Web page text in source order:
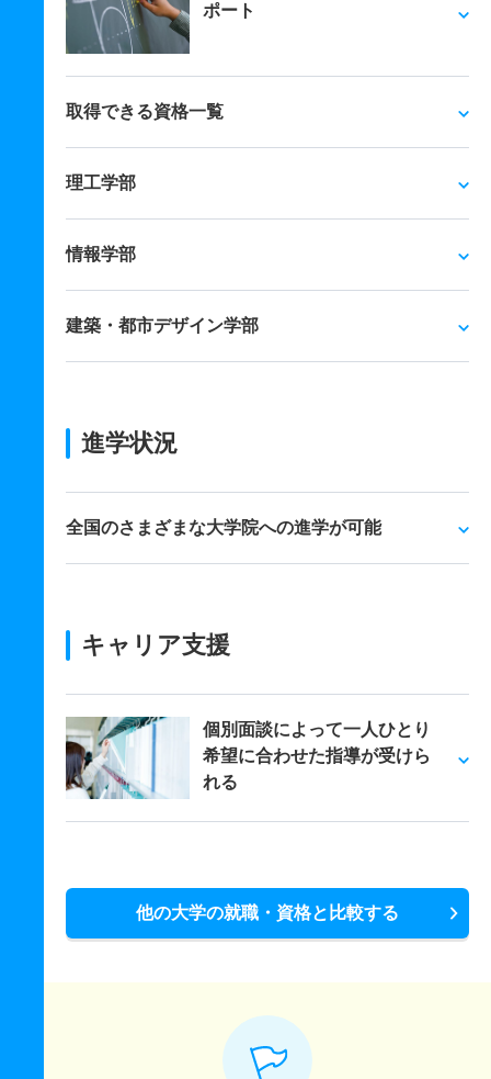
ポート
取得できる資格一覧
理工学部
情報学部
建築・都市デザイン学部
進学状況
全国のさまざまな大学院への進学が可能
キャリア支援
個別面談によって一人ひとり
希望に合わせた指導が受けら
れる
他の大学の就職・資格と比較する